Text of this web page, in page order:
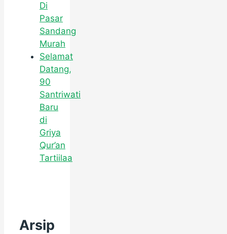
Di
Pasar
Sandang
Murah
Selamat
Datang,
90
Santriwati
Baru
di
Griya
Qur’an
Tartiilaa
Arsip